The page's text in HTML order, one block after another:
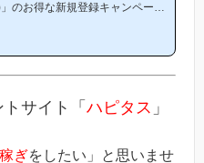
のお得な新規登録キャンペーン
モッピー新規登録キャンペーン
(*ちなみに「2000円分のボー
サイト「 ハピタス 」
ぎをしたい」と思いませ